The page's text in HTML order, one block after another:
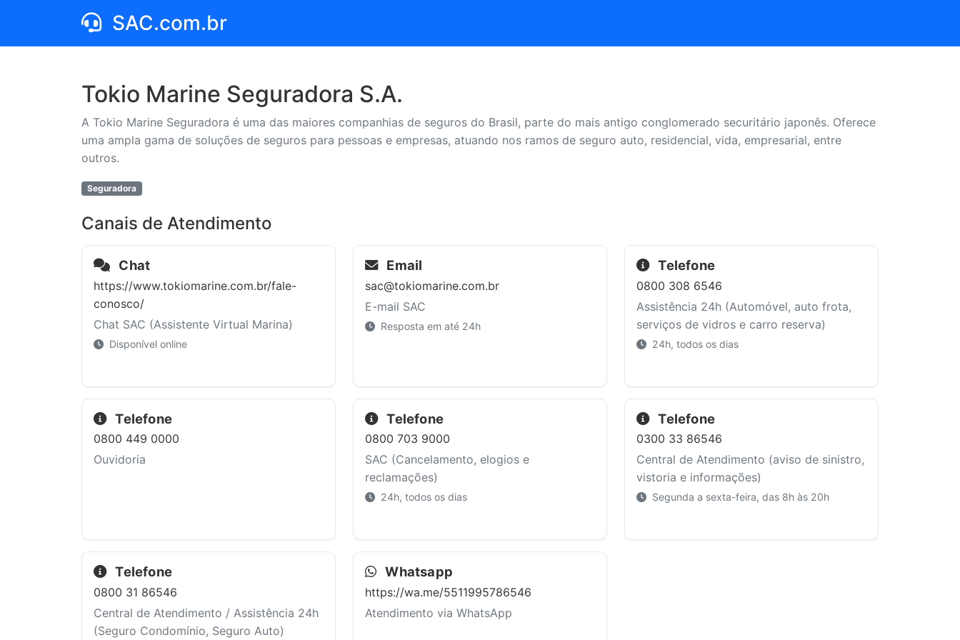
SAC.com.br
Tokio Marine Seguradora S.A.
A Tokio Marine Seguradora é uma das maiores companhias de seguros do Brasil, parte do mais antigo conglomerado securitário japonês. Oferece
uma ampla gama de soluções de seguros para pessoas e empresas, atuando nos ramos de seguro auto, residencial, vida, empresarial, entre
outros.
Seguradora
Canais de Atendimento
Chat
https://www.tokiomarine.com.br/fale-
conosco/
Chat SAC (Assistente Virtual Marina)
Disponível online
Email
sac@tokiomarine.com.br
E-mail SAC
Resposta em até 24h
Telefone
0800 308 6546
Assistência 24h (Automóvel, auto frota,
serviços de vidros e carro reserva)
24h, todos os dias
Telefone
0800 449 0000
Ouvidoria
Telefone
0800 703 9000
SAC (Cancelamento, elogios e
reclamações)
24h, todos os dias
Telefone
0300 33 86546
Central de Atendimento (aviso de sinistro,
vistoria e informações)
Segunda a sexta-feira, das 8h às 20h
Telefone
0800 31 86546
Central de Atendimento / Assistência 24h
(Seguro Condomínio, Seguro Auto)
Whatsapp
https://wa.me/5511995786546
Atendimento via WhatsApp